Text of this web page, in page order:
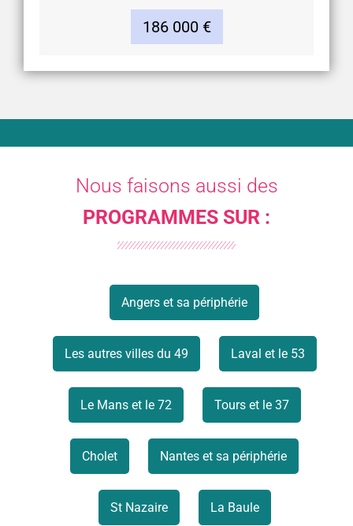
186 000 €
Nous faisons aussi des
PROGRAMMES SUR :
Angers et sa périphérie
Les autres villes du 49 Laval et le 53
Le Mans et le 72 Tours et le 37
Cholet Nantes et sa périphérie
St Nazaire La Baule